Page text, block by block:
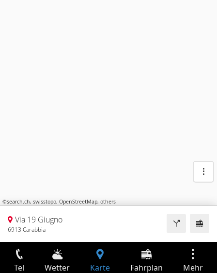
©search.ch, swisstopo, OpenStreetMap, others
Via 19 Giugno
6913 Carabbia
Tel Wetter Karte Fahrplan Mehr